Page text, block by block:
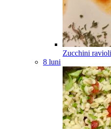
Zucchini ravioli
8 luni